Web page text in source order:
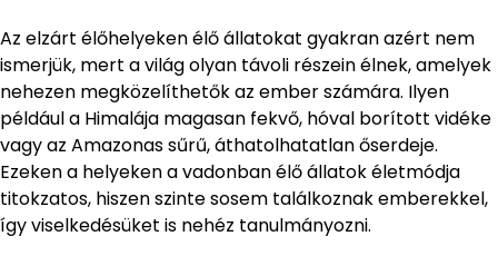
Az elzárt élőhelyeken élő állatokat gyakran azért nem
ismerjük, mert a világ olyan távoli részein élnek, amelyek
nehezen megközelíthetők az ember számára. Ilyen
például a Himalája magasan fekvő, hóval borított vidéke
vagy az Amazonas sűrű, áthatolhatatlan őserdeje.
Ezeken a helyeken a vadonban élő állatok életmódja
titokzatos, hiszen szinte sosem találkoznak emberekkel,
így viselkedésüket is nehéz tanulmányozni.